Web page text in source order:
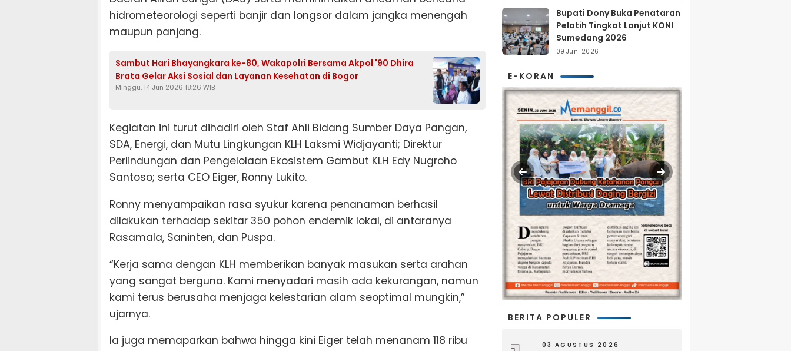
hidrometeorologi seperti banjir dan longsor dalam jangka menengah
maupun panjang.
Sambut Hari Bhayangkara ke-80, Wakapolri Bersama Akpol '90 Dhira
Brata Gelar Aksi Sosial dan Layanan Kesehatan di Bogor
Minggu, 14 Jun 2026 18:26 WIB
Kegiatan ini turut dihadiri oleh Staf Ahli Bidang Sumber Daya Pangan,
SDA, Energi, dan Mutu Lingkungan KLH Laksmi Widjayanti; Direktur
Perlindungan dan Pengelolaan Ekosistem Gambut KLH Edy Nugroho
Santoso; serta CEO Eiger, Ronny Lukito.
Ronny menyampaikan rasa syukur karena penanaman berhasil
dilakukan terhadap sekitar 350 pohon endemik lokal, di antaranya
Rasamala, Saninten, dan Puspa.
“Kerja sama dengan KLH memberikan banyak masukan serta arahan
yang sangat berguna. Kami menyadari masih ada kekurangan, namun
kami terus berusaha menjaga kelestarian alam seoptimal mungkin,”
ujarnya.
Ia juga memaparkan bahwa hingga kini Eiger telah menanam 118 ribu
Bupati Dony Buka Penataran
Pelatih Tingkat Lanjut KONI
Sumedang 2026
09 Juni 2026
E-KORAN
BERITA POPULER
03 AGUSTUS 2026